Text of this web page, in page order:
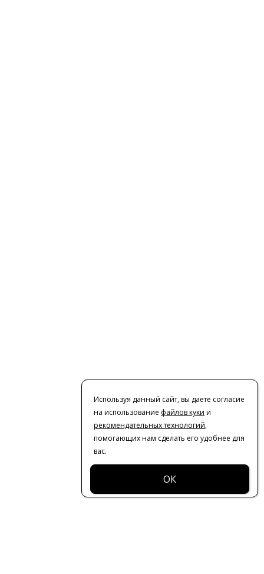
Используя данный сайт, вы даете согласие
на использование файлов куки и
рекомендательных технологий,
помогающих нам сделать его удобнее для
вас.